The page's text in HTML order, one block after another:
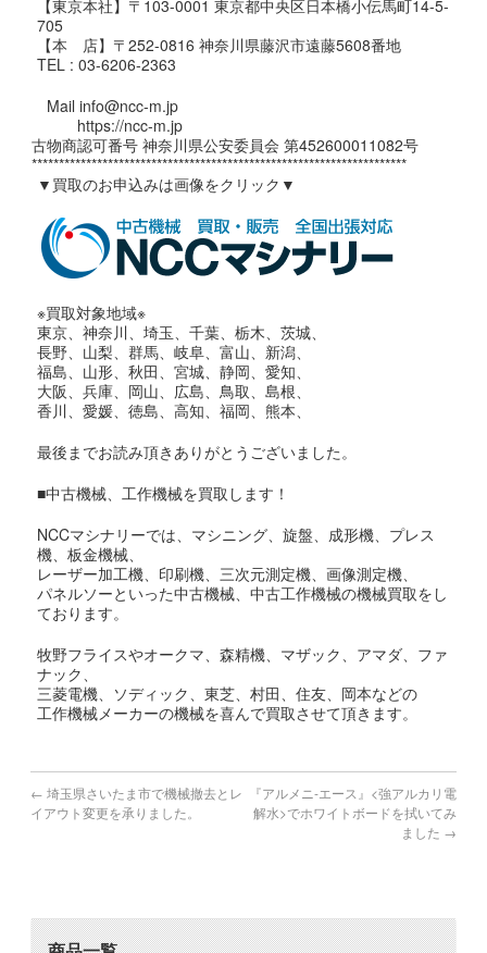
【東京本社】〒103-0001 東京都中央区日本橋小伝馬町14-5-
705
【本 店】〒252-0816 神奈川県藤沢市遠藤5608番地
TEL : 03-6206-2363
Mail info@ncc-m.jp
https://ncc-m.jp
古物商認可番号 神奈川県公安委員会 第452600011082号
*********************************************************************
▼買取のお申込みは画像をクリック▼
※買取対象地域※
東京、神奈川、埼玉、千葉、栃木、茨城、
長野、山梨、群馬、岐阜、富山、新潟、
福島、山形、秋田、宮城、静岡、愛知、
大阪、兵庫、岡山、広島、鳥取、島根、
香川、愛媛、徳島、高知、福岡、熊本、
最後までお読み頂きありがとうございました。
■中古機械、工作機械を買取します！
NCCマシナリーでは、マシニング、旋盤、成形機、プレス
機、板金機械、
レーザー加工機、印刷機、三次元測定機、画像測定機、
パネルソーといった中古機械、中古工作機械の機械買取をし
ております。
牧野フライスやオークマ、森精機、マザック、アマダ、ファ
ナック、
三菱電機、ソディック、東芝、村田、住友、岡本などの
工作機械メーカーの機械を喜んで買取させて頂きます。
← 埼玉県さいたま市で機械撤去とレ
イアウト変更を承りました。
『アルメニ-エース』<強アルカリ電
解水>でホワイトボードを拭いてみ
ました →